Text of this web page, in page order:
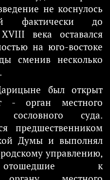
не коснулось
фактически до
века оставался
на юго-востоке
сменив несколько
был открыт
- орган местного
суда.
предшественником
Думы и выполнял
управлению,
отошедшие к